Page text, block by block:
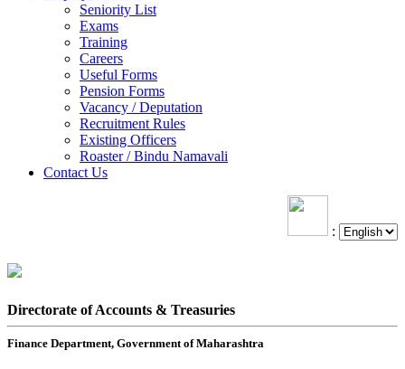
Seniority List
Exams
Training
Careers
Useful Forms
Pension Forms
Vacancy / Deputation
Recruitment Rules
Existing Officers
Roaster / Bindu Namavali
Contact Us
:
Directorate of Accounts & Treasuries
Finance Department, Government of Maharashtra